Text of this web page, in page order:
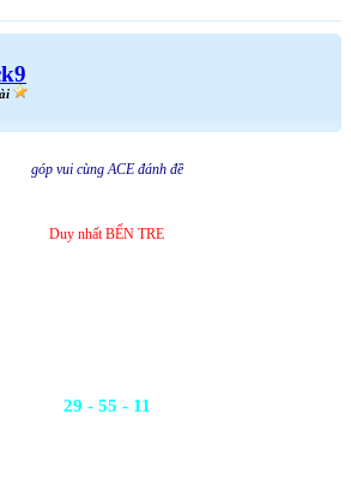
góp vui cùng ACE đánh đề
Duy nhất BẾN TRE
29 - 55 - 11